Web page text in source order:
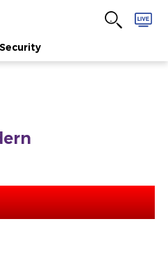
Security